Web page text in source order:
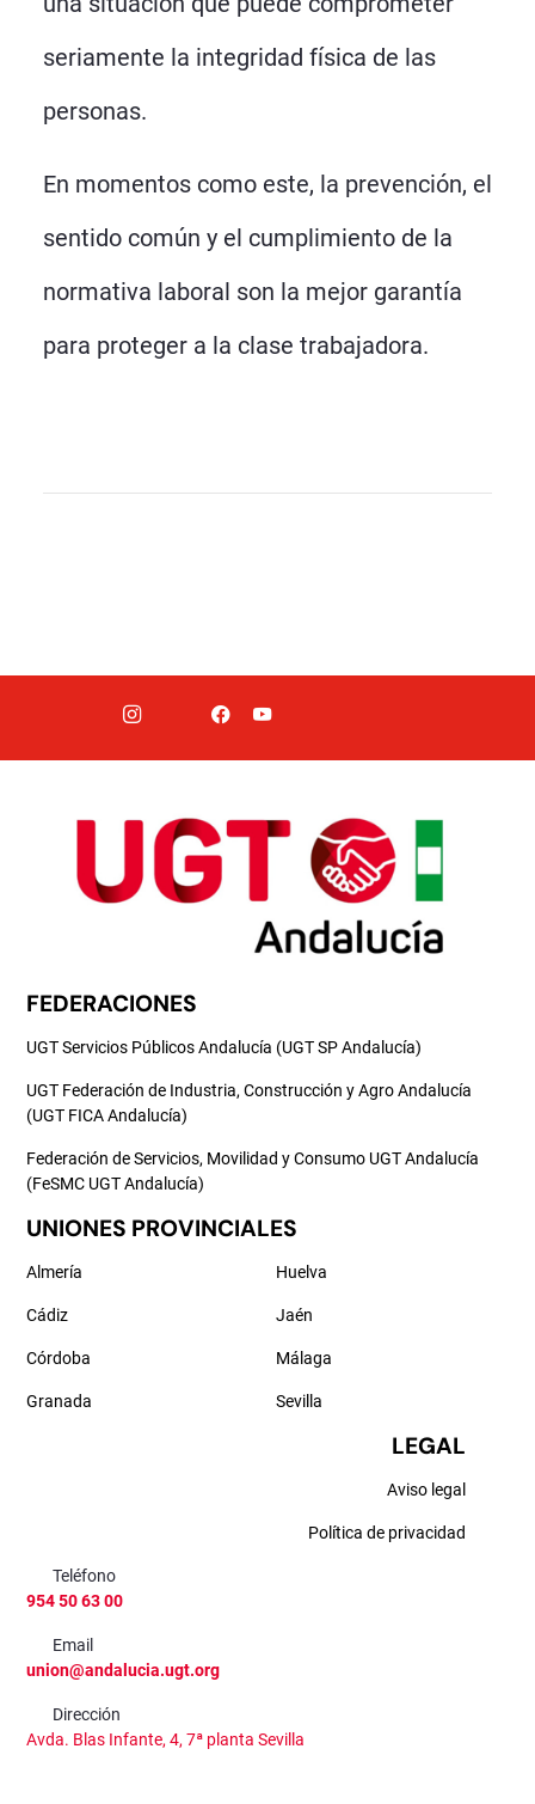
seriamente la integridad física de las
personas.
En momentos como este, la prevención, el
sentido común y el cumplimiento de la
normativa laboral son la mejor garantía
para proteger a la clase trabajadora.
FEDERACIONES
UGT Servicios Públicos Andalucía (UGT SP Andalucía)
UGT Federación de Industria, Construcción y Agro Andalucía
(UGT FICA Andalucía)
Federación de Servicios, Movilidad y Consumo UGT Andalucía
(FeSMC UGT Andalucía)
UNIONES PROVINCIALES
Almería
Cádiz
Córdoba
Granada
Huelva
Jaén
Málaga
Sevilla
LEGAL
Aviso legal
Política de privacidad
Teléfono
954 50 63 00
Email
union@andalucia.ugt.org
Dirección
Avda. Blas Infante, 4, 7ª planta Sevilla